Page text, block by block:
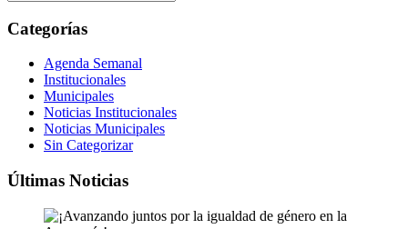
Categorías
Agenda Semanal
Institucionales
Municipales
Noticias Institucionales
Noticias Municipales
Sin Categorizar
Últimas Noticias